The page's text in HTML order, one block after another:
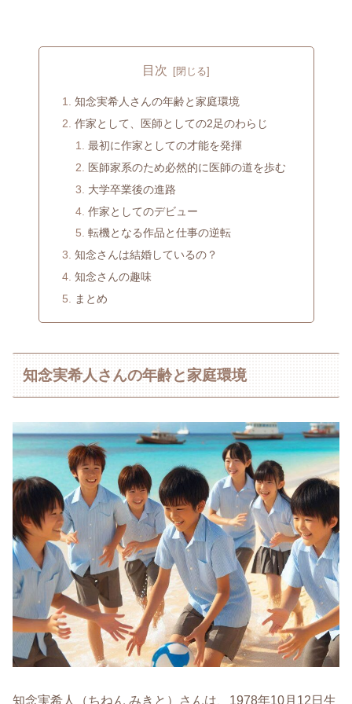
目次
知念実希人さんの年齢と家庭環境
作家として、医師としての2足のわらじ
最初に作家としての才能を発揮
医師家系のため必然的に医師の道を歩む
大学卒業後の進路
作家としてのデビュー
転機となる作品と仕事の逆転
知念さんは結婚しているの？
知念さんの趣味
まとめ
知念実希人さんの年齢と家庭環境
知念実希人（ちねん みきと）さんは、1978年10月12日生